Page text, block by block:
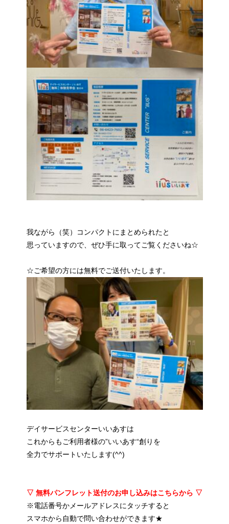
我ながら（笑）コンパクトにまとめられたと
思っていますので、ぜひ手に取ってご覧くださいね☆
☆ご希望の方には無料でご送付いたします。
デイサービスセンターいいあすは
これからもご利用者様の”いいあす“創りを
全力でサポートいたします(^^)
▽ 無料パンフレット送付のお申し込みはこちらから ▽
※電話番号かメールアドレスにタッチすると
スマホから自動で問い合わせができます★